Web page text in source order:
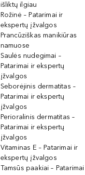
išliktų ilgiau
Rožinė – Patarimai ir
ekspertų įžvalgos
Prancūziškas manikiūras
namuose
Saulės nudegimai –
Patarimai ir ekspertų
įžvalgos
Seborėjinis dermatitas –
Patarimai ir ekspertų
įžvalgos
Perioralinis dermatitas –
Patarimai ir ekspertų
įžvalgos
Vitaminas E – Patarimai ir
ekspertų įžvalgos
Tamsūs paakiai – Patarimai